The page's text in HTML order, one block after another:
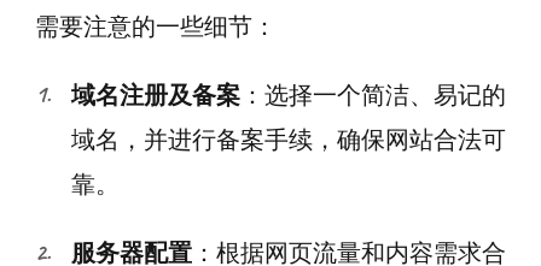
需要注意的一些细节：
域名注册及备案 ：选择一个简洁、易记的
域名，并进行备案手续，确保网站合法可
靠。
服务器配置 ：根据网页流量和内容需求合